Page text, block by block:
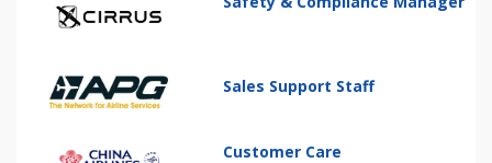
Sales Support Staff
Customer Care